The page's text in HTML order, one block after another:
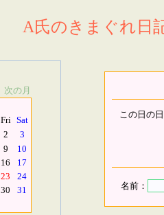
A氏のきまぐれ日
次の月
Fri Sat
2
3
9
10
16
17
23
24
30 31
この日の
名前：